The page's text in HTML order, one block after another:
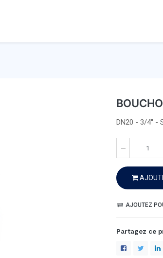
DN20 - 3/4'' -
AJOUTEZ
Partagez ce